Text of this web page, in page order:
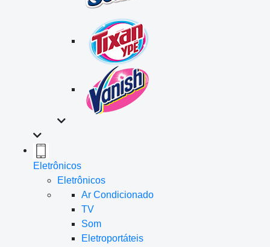
Eletrônicos
Eletrônicos
Ar Condicionado
TV
Som
Eletroportáteis